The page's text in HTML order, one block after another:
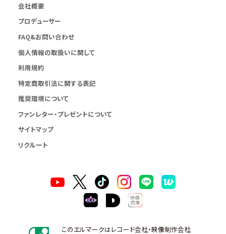
会社概要
プロデューサー
FAQ&お問い合わせ
個人情報の取扱いに関して
利用規約
特定商取引法に関する表記
推奨環境について
ファンレター・プレゼントについて
サイトマップ
リクルート
このエルマークはレコード会社・映像制作会社